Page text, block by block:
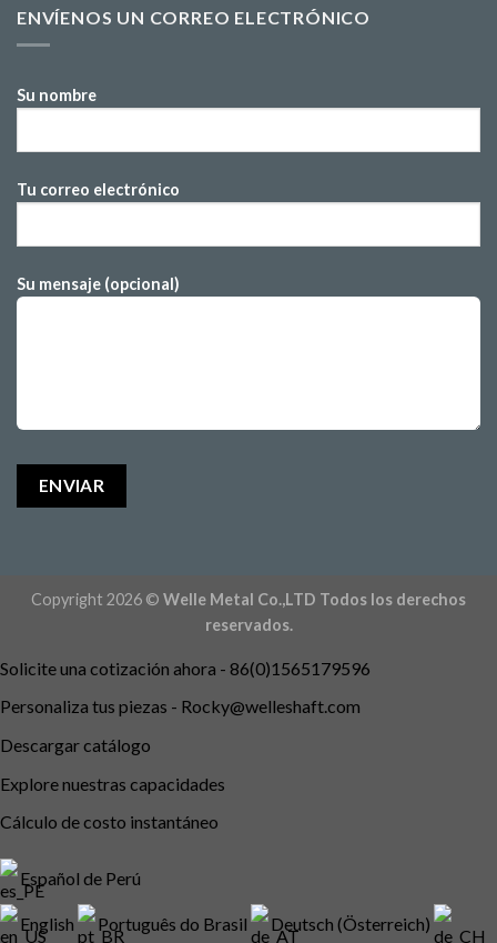
ENVÍENOS UN CORREO ELECTRÓNICO
Su nombre
Tu correo electrónico
Su mensaje (opcional)
Copyright 2026 © Welle Metal Co.,LTD Todos los derechos
reservados.
Solicite una cotización ahora - 86(0)1565179596
Personaliza tus piezas - Rocky@welleshaft.com
Descargar catálogo
Explore nuestras capacidades
Cálculo de costo instantáneo
Español de Perú
English Português do Brasil Deutsch (Österreich)